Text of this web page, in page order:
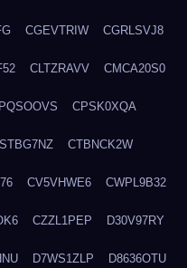
CGEVTRIW CGRLSVJ8
CLTZRAVV CMCA20S0
CPSK0XQA
CTBNCK2W
CV5VHWE6 CWPL9B32
CZZL1PEP D30V97RY
D7WS1ZLP D8636OTU